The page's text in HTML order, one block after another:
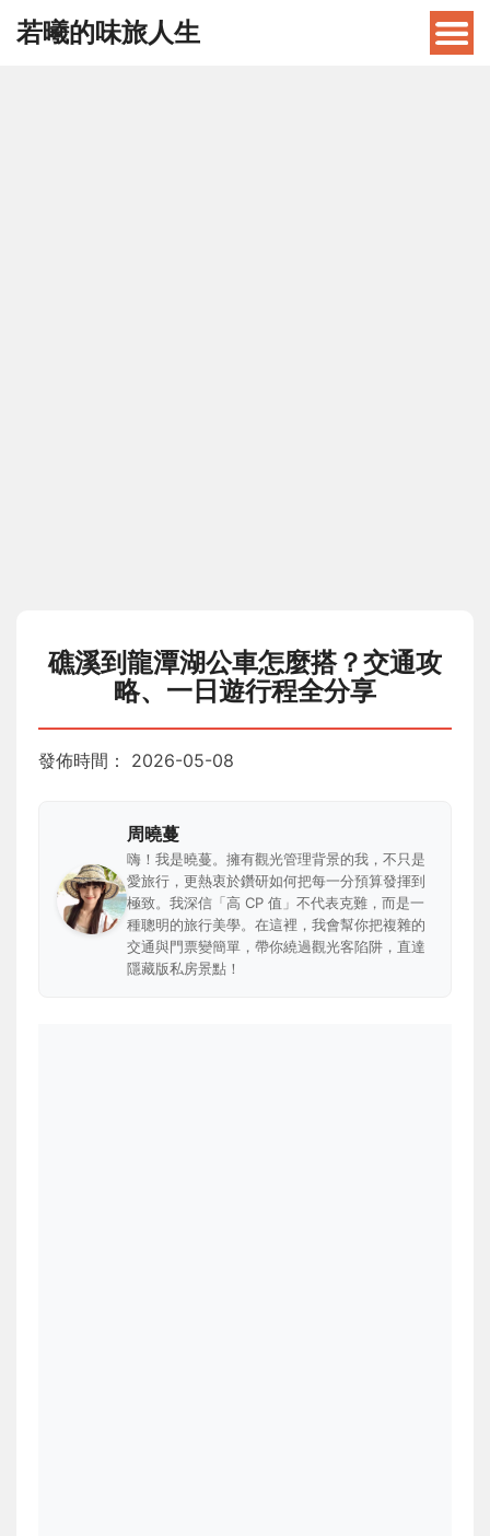
若曦的味旅人生
礁溪到龍潭湖公車怎麼搭？交通攻
略、一日遊行程全分享
發佈時間： 2026-05-08
周曉蔓
嗨！我是曉蔓。擁有觀光管理背景的我，不只是
愛旅行，更熱衷於鑽研如何把每一分預算發揮到
極致。我深信「高 CP 值」不代表克難，而是一
種聰明的旅行美學。在這裡，我會幫你把複雜的
交通與門票變簡單，帶你繞過觀光客陷阱，直達
隱藏版私房景點！